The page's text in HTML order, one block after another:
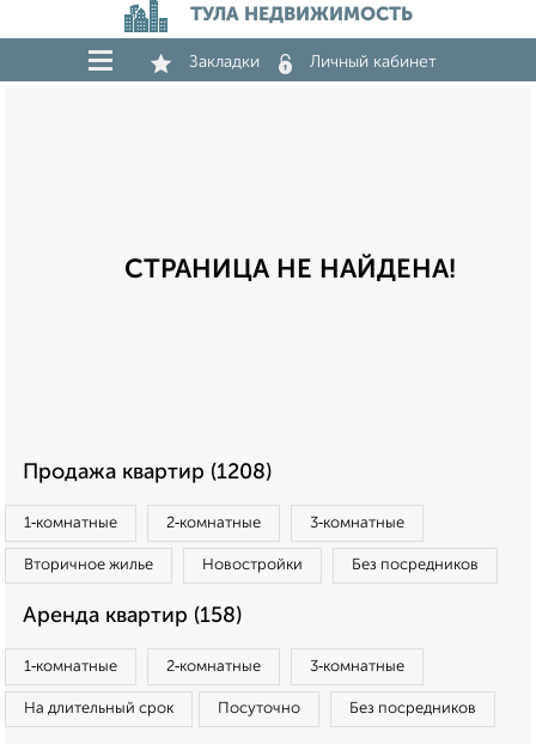
ТУЛА НЕДВИЖИМОСТЬ
Закладки Личный кабинет
СТРАНИЦА НЕ НАЙДЕНА!
Продажа квартир (1208)
1‑комнатные 2‑комнатные 3‑комнатные
Вторичное жилье Новостройки Без посредников
Аренда квартир (158)
1‑комнатные 2‑комнатные 3‑комнатные
На длительный срок Посуточно Без посредников